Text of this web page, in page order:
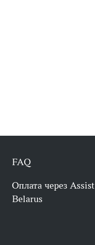
FAQ
Оплата через Assist
Belarus